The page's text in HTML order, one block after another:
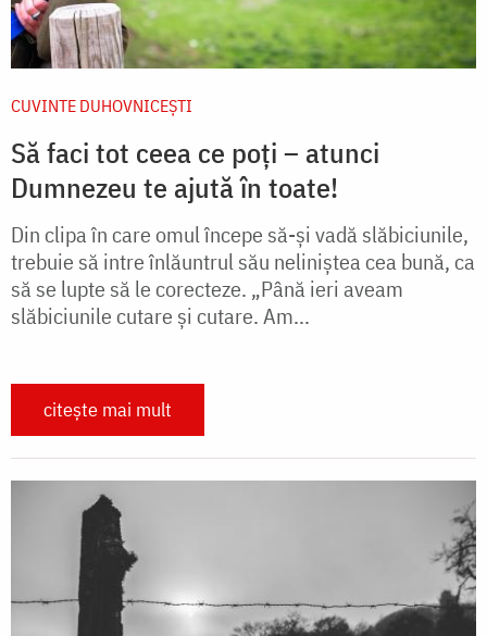
CUVINTE DUHOVNICEȘTI
Să faci tot ceea ce poți – atunci
Dumnezeu te ajută în toate!
Din clipa în care omul începe să-și vadă slăbiciunile,
trebuie să intre înlăuntrul său neliniștea cea bună, ca
să se lupte să le corecteze. „Până ieri aveam
slăbiciunile cutare și cutare. Am...
citește mai mult